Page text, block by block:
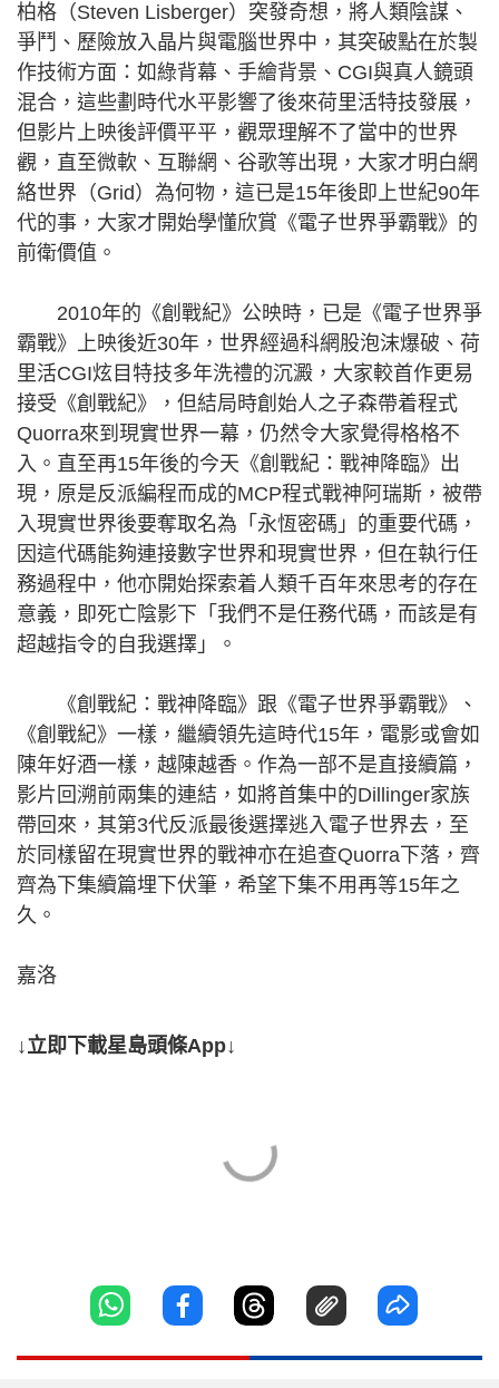
柏格（Steven Lisberger）突發奇想，將人類陰謀、
爭鬥、歷險放入晶片與電腦世界中，其突破點在於製
作技術方面：如綠背幕、手繪背景、CGI與真人鏡頭
混合，這些劃時代水平影響了後來荷里活特技發展，
但影片上映後評價平平，觀眾理解不了當中的世界
觀，直至微軟、互聯網、谷歌等出現，大家才明白網
絡世界（Grid）為何物，這已是15年後即上世紀90年
代的事，大家才開始學懂欣賞《電子世界爭霸戰》的
前衛價值。
2010年的《創戰紀》公映時，已是《電子世界爭
霸戰》上映後近30年，世界經過科網股泡沫爆破、荷
里活CGI炫目特技多年洗禮的沉澱，大家較首作更易
接受《創戰紀》，但結局時創始人之子森帶着程式
Quorra來到現實世界一幕，仍然令大家覺得格格不
入。直至再15年後的今天《創戰紀：戰神降臨》出
現，原是反派編程而成的MCP程式戰神阿瑞斯，被帶
入現實世界後要奪取名為「永恆密碼」的重要代碼，
因這代碼能夠連接數字世界和現實世界，但在執行任
務過程中，他亦開始探索着人類千百年來思考的存在
意義，即死亡陰影下「我們不是任務代碼，而該是有
超越指令的自我選擇」。
《創戰紀：戰神降臨》跟《電子世界爭霸戰》、
《創戰紀》一樣，繼續領先這時代15年，電影或會如
陳年好酒一樣，越陳越香。作為一部不是直接續篇，
影片回溯前兩集的連結，如將首集中的Dillinger家族
帶回來，其第3代反派最後選擇逃入電子世界去，至
於同樣留在現實世界的戰神亦在追查Quorra下落，齊
齊為下集續篇埋下伏筆，希望下集不用再等15年之
久。
嘉洛
↓立即下載星島頭條App↓